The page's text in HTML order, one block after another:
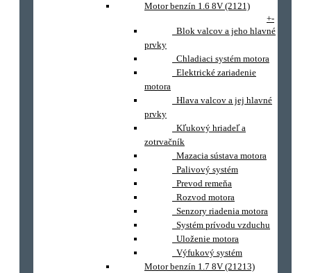
Motor benzín 1.6 8V (2121)
+-
Blok valcov a jeho hlavné
prvky
Chladiaci systém motora
Elektrické zariadenie
motora
Hlava valcov a jej hlavné
prvky
Kľukový hriadeľ a
zotrvačník
Mazacia sústava motora
Palivový systém
Prevod remeňa
Rozvod motora
Senzory riadenia motora
Systém prívodu vzduchu
Uloženie motora
Výfukový systém
Motor benzín 1.7 8V (21213)